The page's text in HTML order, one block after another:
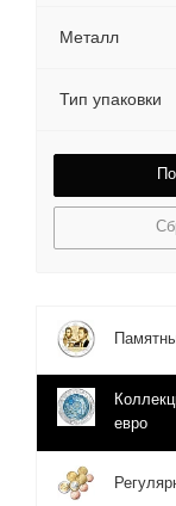
Металл
Тип упаковки
евро